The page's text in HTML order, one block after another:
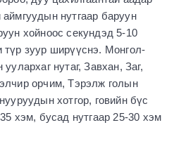
нутгаар баруун
хойноос секундэд 5-10
зуур ширүүснэ. Монгол-
нутаг, Завхан, Заг,
орчим, Тэрэлж голын
хотгор, говийн бүс
хэм, бусад нутгаар 25-30 хэм